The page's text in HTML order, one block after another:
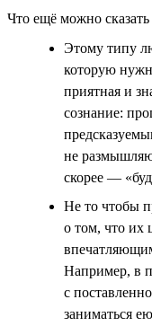
Что ещё можно сказать
Этому типу
которую
приятная и
сознание:
не
скорее —
Не то чтобы
о том, что их
Например, в
с
заниматься